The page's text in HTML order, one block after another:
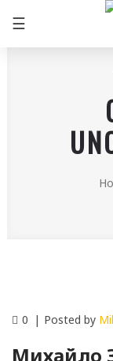
☰
0 Posted by
Михайло